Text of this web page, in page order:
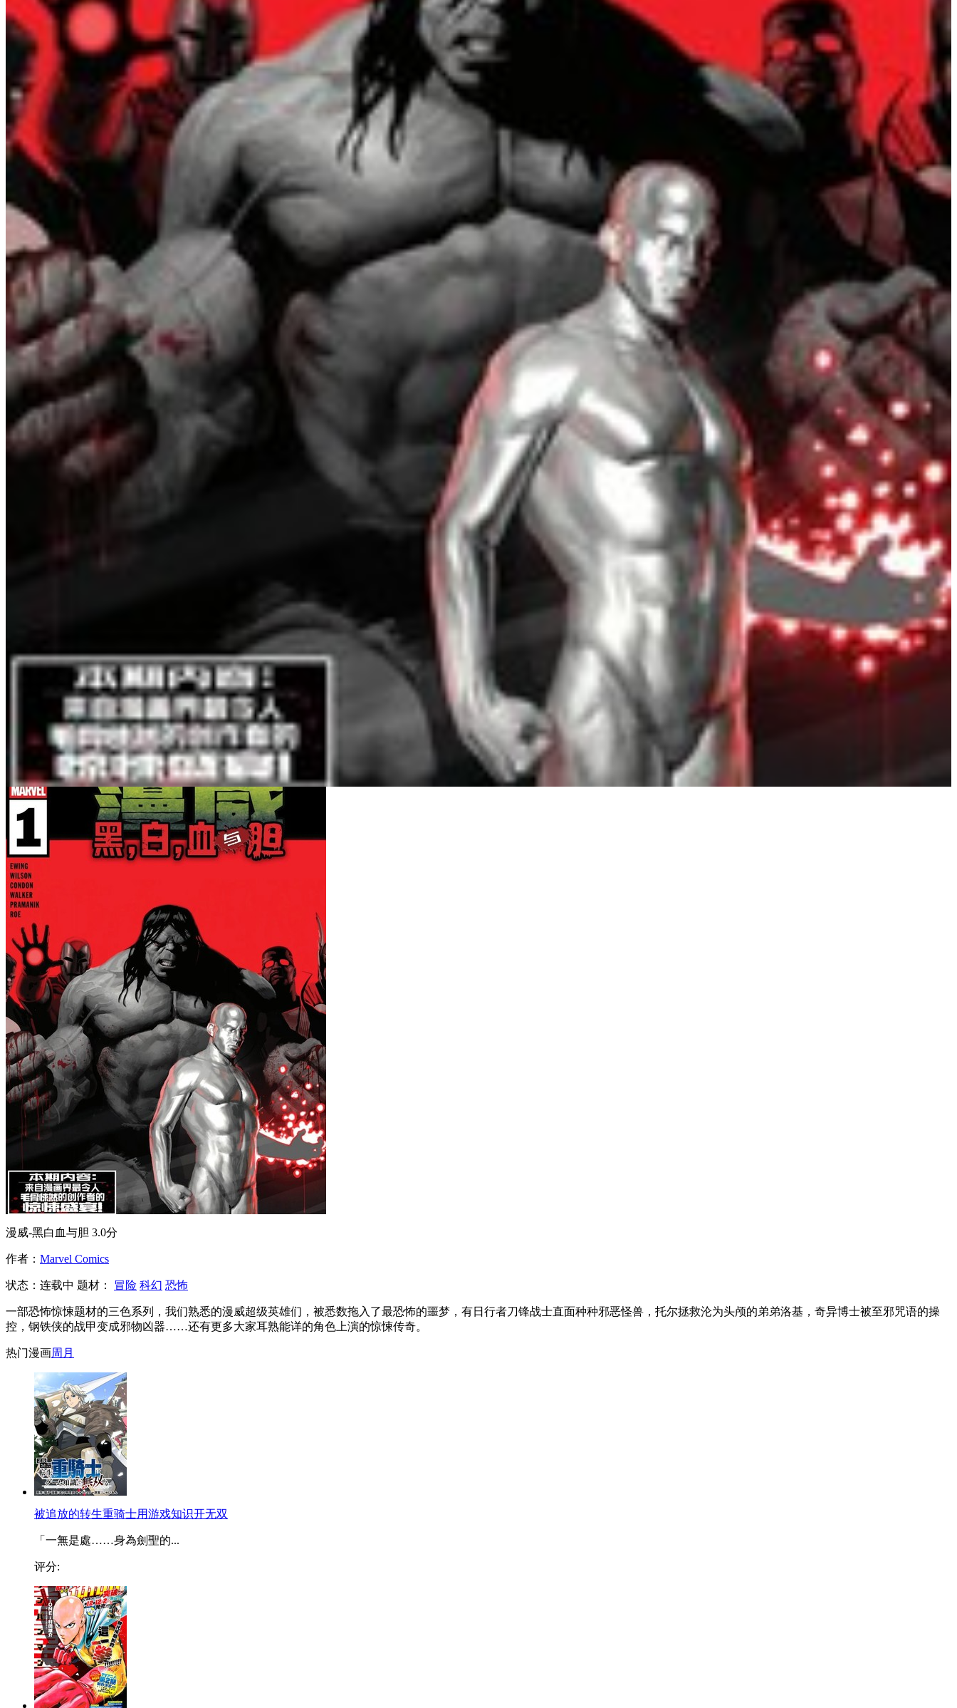
漫威-黑白血与胆 3.0分
作者： Marvel Comics
状态： 连载中 题材： 冒险 科幻 恐怖
一部恐怖惊悚题材的三色系列，我们熟悉的漫威超级英雄们，被悉数拖入了最恐怖的噩梦，有日行者刀锋战士直面种种邪恶怪兽，托尔拯救沦为头颅的弟弟洛基，奇异博士被至邪咒语的操
控，钢铁侠的战甲变成邪物凶器……还有更多大家耳熟能详的角色上演的惊悚传奇。
热门漫画周 月
被追放的转生重骑士用游戏知识开无双
「一無是處……身為劍聖的...
评分: